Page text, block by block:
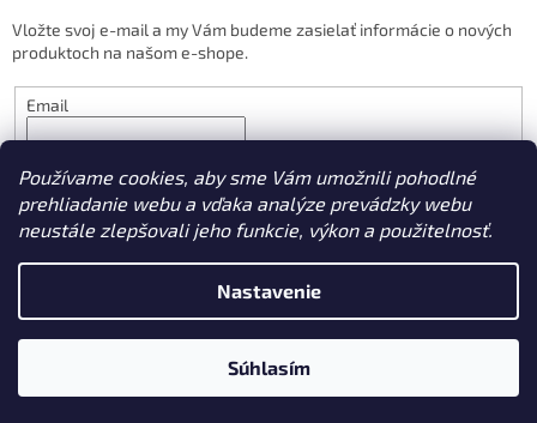
Používame cookies, aby sme Vám umožnili pohodlné
prehliadanie webu a vďaka analýze prevádzky webu
neustále zlepšovali jeho funkcie, výkon a použitelnosť.
Nastavenie
Súhlasím
Vložte svoj e-mail a my Vám budeme zasielať informácie o nových
produktoch na našom e-shope.
Email
PRIHLÁSIŤ SA
Upraviť nastavenie cookies